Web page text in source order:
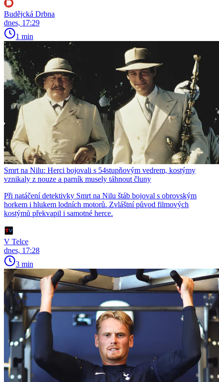
Budějcká Drbna
dnes, 17:29
1 min
Smrt na Nilu: Herci bojovali s 54stupňovým vedrem, kostýmy
vznikaly z nouze a parník musely táhnout čluny
Při natáčení detektivky Smrt na Nilu štáb bojoval s obrovským
horkem i hlukem lodních motorů. Zvláštní původ filmových
kostýmů překvapil i samotné herce.
V Telce
dnes, 17:28
3 min